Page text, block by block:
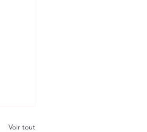
Voir tout